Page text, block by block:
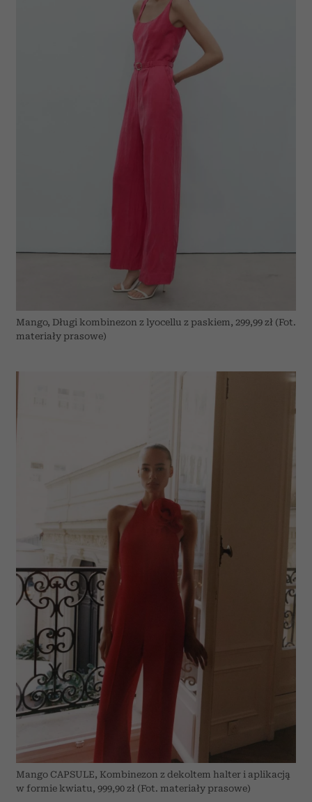
Mango, Długi kombinezon z lyocellu z paskiem, 299,99 zł (Fot.
materiały prasowe)
Mango CAPSULE, Kombinezon z dekoltem halter i aplikacją
w formie kwiatu, 999,90 zł (Fot. materiały prasowe)